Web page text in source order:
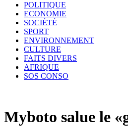
POLITIQUE
ECONOMIE
SOCIÉTÉ
SPORT
ENVIRONNEMENT
CULTURE
FAITS DIVERS
AFRIQUE
SOS CONSO
Myboto salue le